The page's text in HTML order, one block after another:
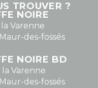
TROUVER ?
NOIRE
Varenne
des-fossés
NOIRE BD
la Varenne
des-fossés